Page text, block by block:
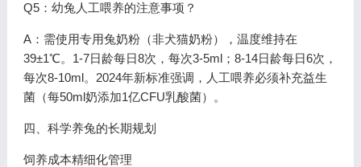
Q5：幼兔人工喂养的注意事项？
A：需使用专用兔奶粉（非犬猫奶粉），温度维持在
39±1℃。1-7日龄每日8次，每次3-5ml；8-14日龄每日6次，
每次8-10ml。2024年新标准强调，人工喂养必须补充益生
菌（每50ml奶添加1亿CFU乳酸菌）。
四、科学养兔的长期规划
饲养成本精细化管理